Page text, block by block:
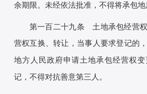
余期限。未经依法批准，不得将承包地
第一百二十九条 土地承包经营
营权互换、转让，当事人要求登记的
地方人民政府申请土地承包经营权
记，不得对抗善意第三人。